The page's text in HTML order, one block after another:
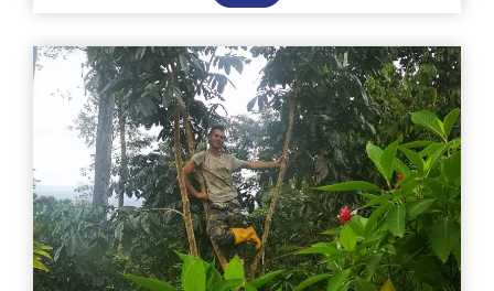
en
Amazonie
équatorienne
dans
refuge
d’animaux